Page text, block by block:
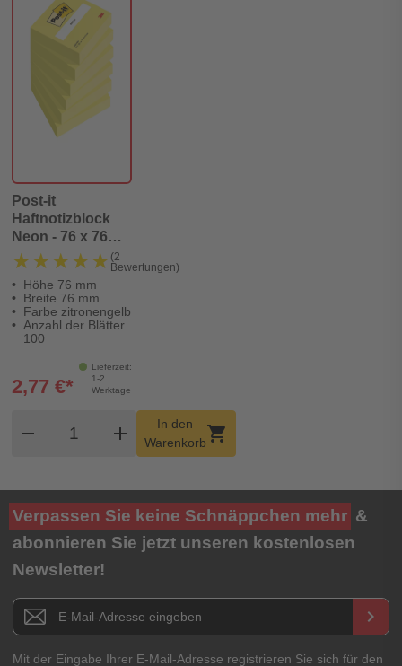
Post-it
Haftnotizblock
Neon - 76 x 76
mm, zitronengelb
★★★★★
★★★★★ (2
Bewertungen)
Höhe 76 mm
Breite 76 mm
Farbe zitronengelb
Anzahl der Blätter
100
Lieferzeit:
1-2
Werktage
2,77 €*
remove
Produkt Warenkorb Menge
add
In den
Warenkorbshopping_cart
Verpassen Sie keine Schnäppchen mehr &
abonnieren Sie jetzt unseren kostenlosen
Newsletter!
Newsletter E-Mail Adresse keyboard_arrow_right
Mit der Eingabe Ihrer E-Mail-Adresse registrieren Sie sich für den